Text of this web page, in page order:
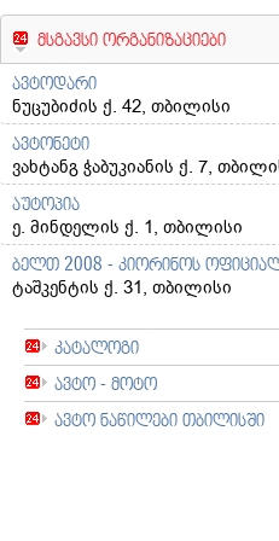
მსგავსი ორგანიზაციები
ავტოდარი
ნუცუბიძის ქ. 42, თბილისი
ავტონეტი
ვახტანგ ჭაბუკიანის ქ. 7,
აუტოპია
ე. მინდელის ქ. 1, თბილისი
ბელთ 2008 - კიორინოს
ტაშკენტის ქ. 31, თბილისი
კატალოგი
ავტო - მოტო
ავტო ნაწილები თბილისში